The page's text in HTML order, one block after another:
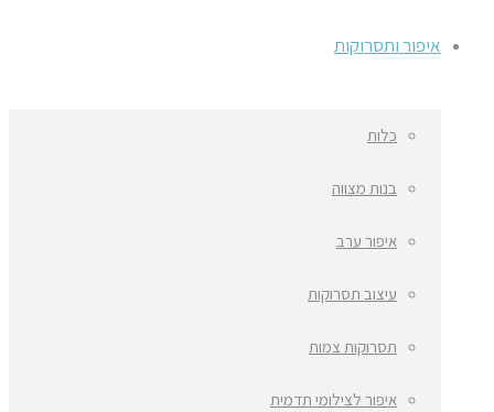
איפור ותסרוקות
כלות
בנות מצווה
איפור ערב
עיצוב תסרוקות
תסרוקות צמות
איפור לצילומי תדמית